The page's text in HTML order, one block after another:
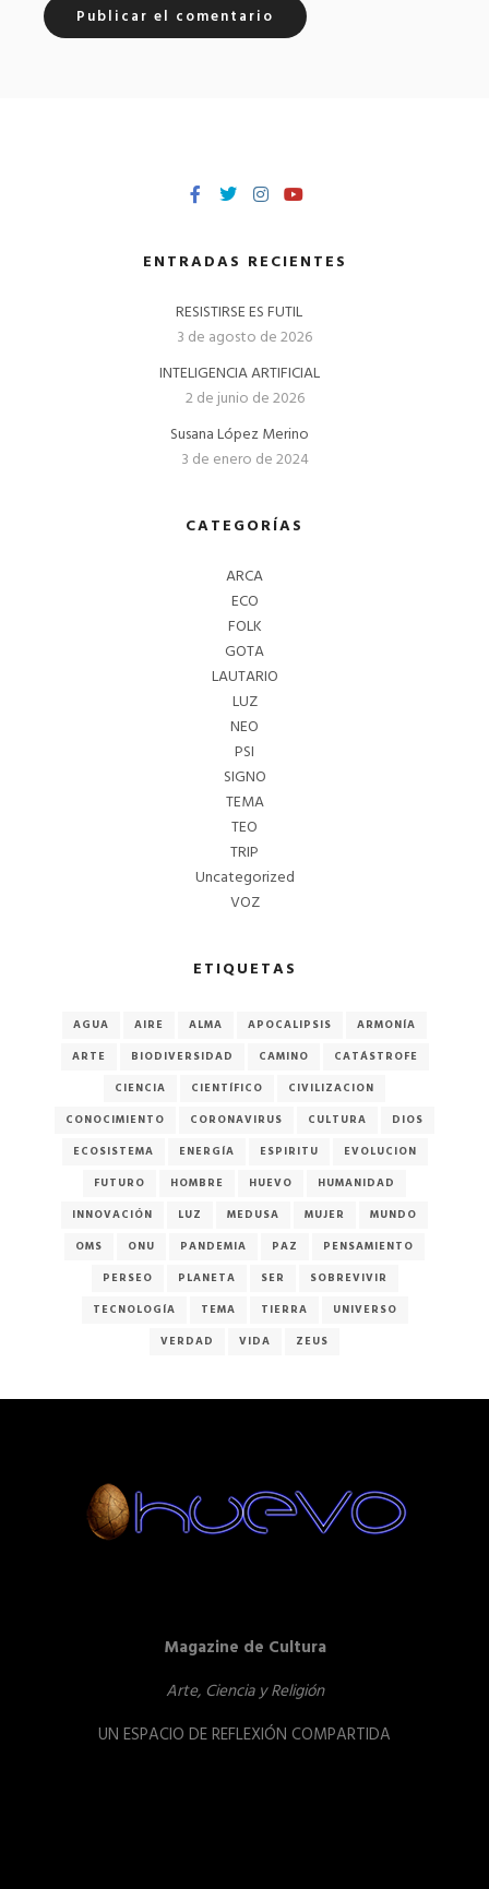
ENTRADAS RECIENTES
RESISTIRSE ES FUTIL
3 de agosto de 2026
INTELIGENCIA ARTIFICIAL
2 de junio de 2026
Susana López Merino
3 de enero de 2024
CATEGORÍAS
ARCA
ECO
FOLK
GOTA
LAUTARIO
LUZ
NEO
PSI
SIGNO
TEMA
TEO
TRIP
Uncategorized
VOZ
ETIQUETAS
AGUA AIRE ALMA APOCALIPSIS
ARMONÍA
ARTE
BIODIVERSIDAD CAMINO
CATÁSTROFE
CIENCIA
CIENTÍFICO
CIVILIZACION
CONOCIMIENTO
CORONAVIRUS CULTURA
DIOS
ECOSISTEMA
ENERGÍA ESPIRITU
EVOLUCION
FUTURO
HOMBRE HUEVO
HUMANIDAD
INNOVACIÓN
LUZ MEDUSA MUJER
MUNDO
OMS
ONU PANDEMIA PAZ
PENSAMIENTO
PERSEO
PLANETA SER
SOBREVIVIR
TECNOLOGÍA
TEMA TIERRA
UNIVERSO
VERDAD
VIDA ZEUS
Magazine de Cultura
Arte, Ciencia y Religión
UN ESPACIO DE REFLEXIÓN COMPARTIDA